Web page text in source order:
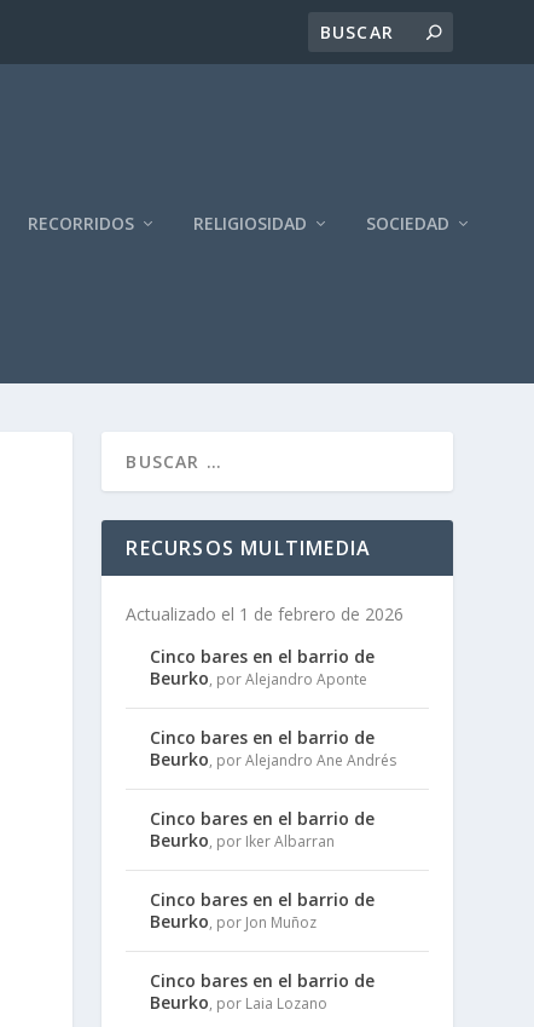
RECORRIDOS RELIGIOSIDAD SOCIEDAD
RECURSOS MULTIMEDIA
Actualizado el 1 de febrero de 2026
Cinco bares en el barrio de
Beurko, por Alejandro Aponte
Cinco bares en el barrio de
Beurko, por Alejandro Ane Andrés
Cinco bares en el barrio de
Beurko, por Iker Albarran
Cinco bares en el barrio de
Beurko, por Jon Muñoz
Cinco bares en el barrio de
Beurko, por Laia Lozano